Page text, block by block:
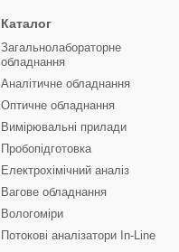
Каталог
Загальнолабораторне
обладнання
Аналітичне обладнання
Оптичне обладнання
Вимірювальні прилади
Пробопідготовка
Електрохімічний аналіз
Вагове обладнання
Вологоміри
Потокові аналізатори In-Line